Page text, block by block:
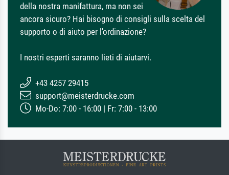
della nostra manifattura, ma non sei
ancora sicuro? Hai bisogno di consigli sulla scelta del
supporto o di aiuto per l'ordinazione?
I nostri esperti saranno lieti di aiutarvi.
+43 4257 29415
support@meisterdrucke.com
Mo-Do: 7:00 - 16:00 | Fr: 7:00 - 13:00